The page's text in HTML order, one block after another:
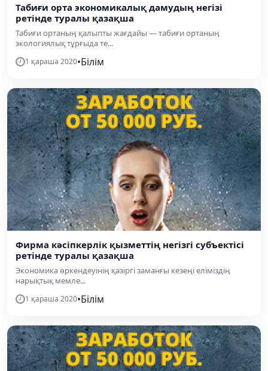
Табиғи орта экономикалық дамудың негізі
ретінде туралы қазақша
Табиғи ортаның қалыпты жағдайы — табиғи ортаның
экологиялық тұрғыда те...
1 қараша 2020•Білім
Фирма кәсіпкерлік қызметтің негізгі субъектісі
ретінде туралы қазақша
Экономика өркендеуінің қазіргі заманғы кезеңі еліміздің
нарықтық мемле...
1 қараша 2020•Білім